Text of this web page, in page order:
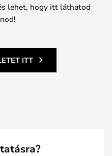
lehet, hogy itt láthatod
ITT